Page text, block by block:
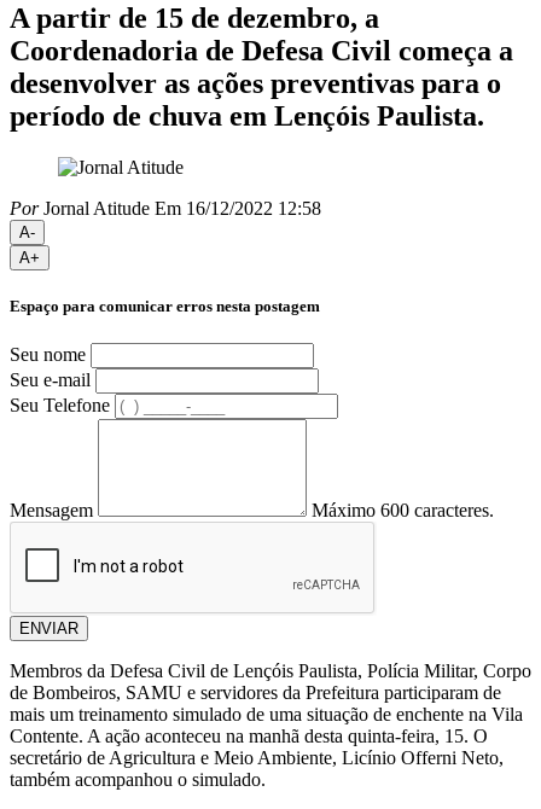
A partir de 15 de dezembro, a
Coordenadoria de Defesa Civil começa a
desenvolver as ações preventivas para o
período de chuva em Lençóis Paulista.
PorJornal Atitude Em 16/12/2022 12:58
A-
A+
Espaço para comunicar erros nesta postagem
Seu nome
Seu e-mail
Seu Telefone
Mensagem Máximo 600 caracteres.
ENVIAR
Membros da Defesa Civil de Lençóis Paulista, Polícia Militar, Corpo
de Bombeiros, SAMU e servidores da Prefeitura participaram de
mais um treinamento simulado de uma situação de enchente na Vila
Contente. A ação aconteceu na manhã desta quinta-feira, 15. O
secretário de Agricultura e Meio Ambiente, Licínio Offerni Neto,
também acompanhou o simulado.